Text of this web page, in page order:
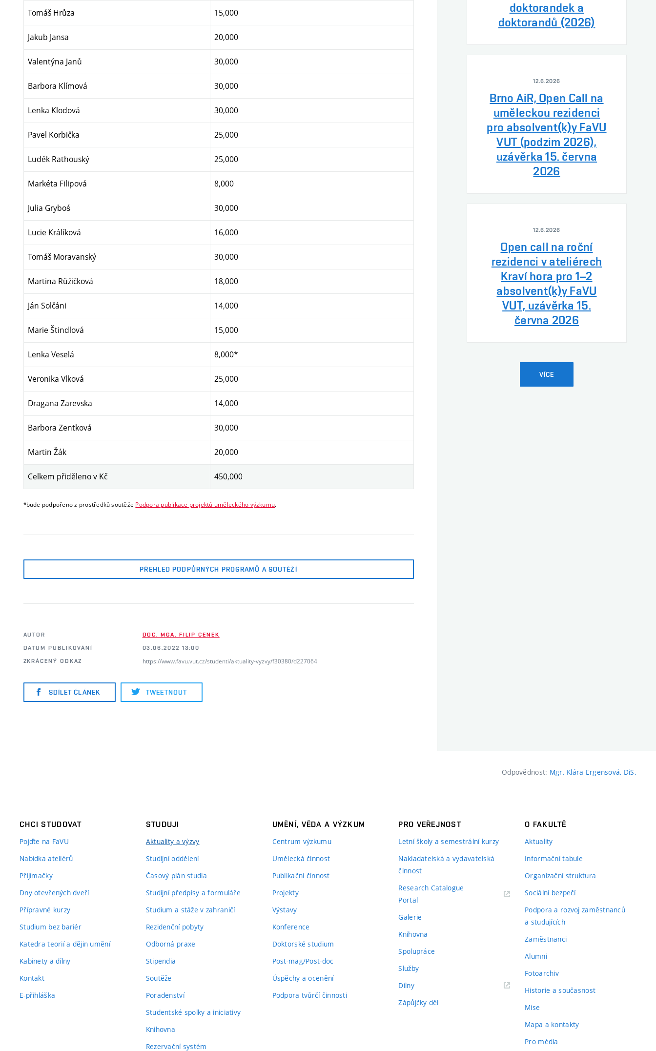
Tomáš Hrůza 15,000
Jakub Jansa 20,000
Valentýna Janů 30,000
Barbora Klímová 30,000
Lenka Klodová 30,000
Pavel Korbička 25,000
Luděk Rathouský 25,000
Markéta Filipová 8,000
Julia Gryboś 30,000
Lucie Králíková 16,000
Tomáš Moravanský 30,000
Martina Růžičková 18,000
Ján Solčáni 14,000
Marie Štindlová 15,000
Lenka Veselá 8,000*
Veronika Vlková 25,000
Dragana Zarevska 14,000
Barbora Zentková 30,000
Martin Žák 20,000
Celkem přiděleno v Kč 450,000
*bude podpořeno z prostředků soutěže Podpora publikace projektů uměleckého výzkumu.
PŘEHLED PODPŮRNÝCH PROGRAMŮ A SOUTĚŽÍ
AUTOR
DOC. MGA. FILIP CENEK
DATUM PUBLIKOVÁNÍ
03.06.2022 13:00
ZKRÁCENÝ ODKAZ
https://www.favu.vut.cz/studenti/aktuality-vyzvy/f30380/d227064
SDÍLET ČLÁNEK TWEETNOUT
doktorandek a
doktorandů (2026)
12.6.2026
Brno AiR, Open Call na
uměleckou rezidenci
pro absolvent(k)y FaVU
VUT (podzim 2026),
uzávěrka 15. června
2026
12.6.2026
Open call na roční
rezidenci v ateliérech
Kraví hora pro 1–2
absolvent(k)y FaVU
VUT, uzávěrka 15.
června 2026
VÍCE
Odpovědnost: Mgr. Klára Ergensová, DiS.
CHCI STUDOVAT
Pojďte na FaVU
Nabídka ateliérů
Přijímačky
Dny otevřených dveří
Přípravné kurzy
Studium bez bariér
Katedra teorií a dějin umění
Kabinety a dílny
Kontakt
E-přihláška
STUDUJI
Aktuality a výzvy
Studijní oddělení
Časový plán studia
Studijní předpisy a formuláře
Studium a stáže v zahraničí
Rezidenční pobyty
Odborná praxe
Stipendia
Soutěže
Poradenství
Studentské spolky a iniciativy
Knihovna
Rezervační systém
UMĚNÍ, VĚDA A VÝZKUM
Centrum výzkumu
Umělecká činnost
Publikační činnost
Projekty
Výstavy
Konference
Doktorské studium
Post-mag/Post-doc
Úspěchy a ocenění
Podpora tvůrčí činnosti
PRO VEŘEJNOST
Letní školy a semestrální kurzy
Nakladatelská a vydavatelská
činnost
Research Catalogue
Portal
Galerie
Knihovna
Spolupráce
Služby
Dílny
Zápůjčky děl
O FAKULTĚ
Aktuality
Informační tabule
Organizační struktura
Sociální bezpečí
Podpora a rozvoj zaměstnanců
a studujících
Zaměstnanci
Alumni
Fotoarchiv
Historie a současnost
Mise
Mapa a kontakty
Pro média